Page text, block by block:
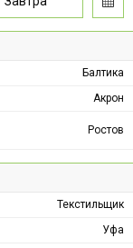
Балтика
Акрон
Ростов
Текстильщик
Уфа